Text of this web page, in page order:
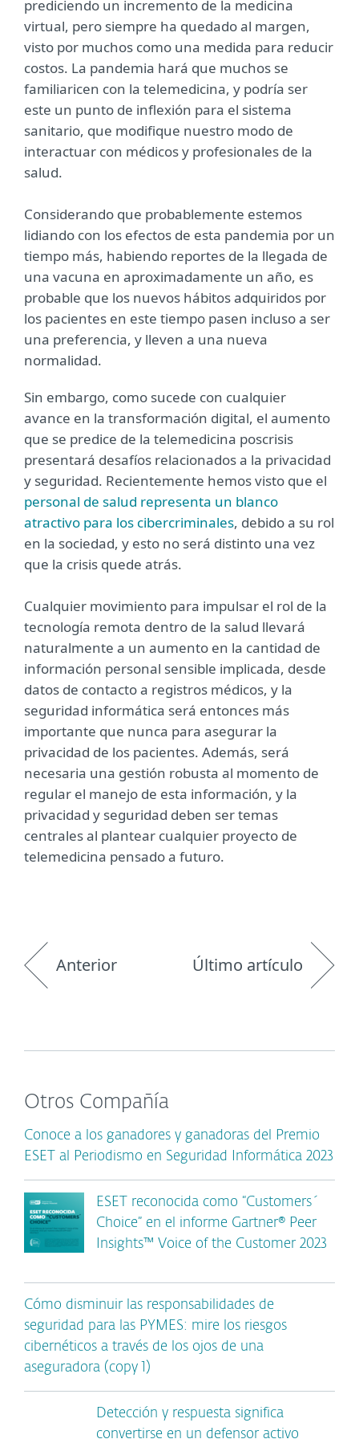
prediciendo un incremento de la medicina
virtual, pero siempre ha quedado al margen,
visto por muchos como una medida para reducir
costos. La pandemia hará que muchos se
familiaricen con la telemedicina, y podría ser
este un punto de inflexión para el sistema
sanitario, que modifique nuestro modo de
interactuar con médicos y profesionales de la
salud.
Considerando que probablemente estemos
lidiando con los efectos de esta pandemia por un
tiempo más, habiendo reportes de la llegada de
una vacuna en aproximadamente un año, es
probable que los nuevos hábitos adquiridos por
los pacientes en este tiempo pasen incluso a ser
una preferencia, y lleven a una nueva
normalidad.
Sin embargo, como sucede con cualquier
avance en la transformación digital, el aumento
que se predice de la telemedicina poscrisis
presentará desafíos relacionados a la privacidad
y seguridad. Recientemente hemos visto que el
personal de salud representa un blanco
atractivo para los cibercriminales, debido a su rol
en la sociedad, y esto no será distinto una vez
que la crisis quede atrás.
Cualquier movimiento para impulsar el rol de la
tecnología remota dentro de la salud llevará
naturalmente a un aumento en la cantidad de
información personal sensible implicada, desde
datos de contacto a registros médicos, y la
seguridad informática será entonces más
importante que nunca para asegurar la
privacidad de los pacientes. Además, será
necesaria una gestión robusta al momento de
regular el manejo de esta información, y la
privacidad y seguridad deben ser temas
centrales al plantear cualquier proyecto de
telemedicina pensado a futuro.
Anterior Último artículo
Otros Compañía
Conoce a los ganadores y ganadoras del Premio
ESET al Periodismo en Seguridad Informática 2023
ESET reconocida como “Customers´
Choice” en el informe Gartner® Peer
Insights™ Voice of the Customer 2023
Cómo disminuir las responsabilidades de
seguridad para las PYMES: mire los riesgos
cibernéticos a través de los ojos de una
aseguradora (copy 1)
Detección y respuesta significa
convertirse en un defensor activo